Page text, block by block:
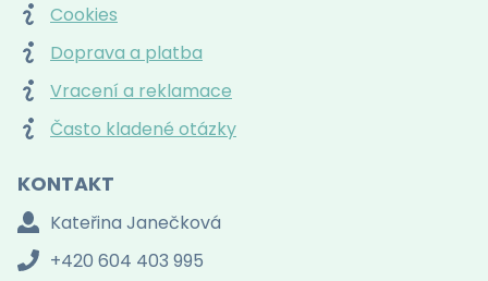
Cookies
Doprava a platba
Vracení a reklamace
Často kladené otázky
KONTAKT
Kateřina Janečková
+420 604 403 995